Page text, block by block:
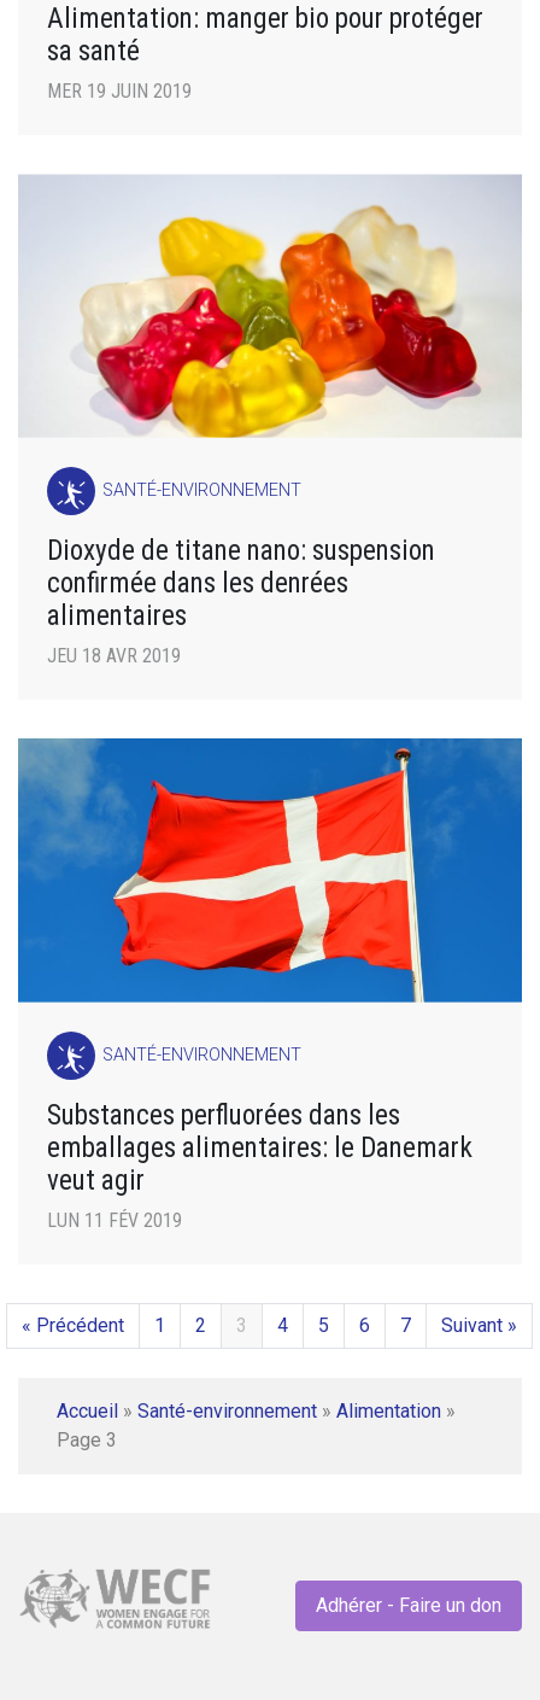
Alimentation: manger bio pour protéger
sa santé
MER 19 JUIN 2019
SANTÉ-ENVIRONNEMENT
Dioxyde de titane nano: suspension
confirmée dans les denrées
alimentaires
JEU 18 AVR 2019
SANTÉ-ENVIRONNEMENT
Substances perfluorées dans les
emballages alimentaires: le Danemark
veut agir
LUN 11 FÉV 2019
« Précédent 1 2 3 4 5 6 7 Suivant »
Accueil » Santé-environnement » Alimentation »
Page 3
Adhérer - Faire un don